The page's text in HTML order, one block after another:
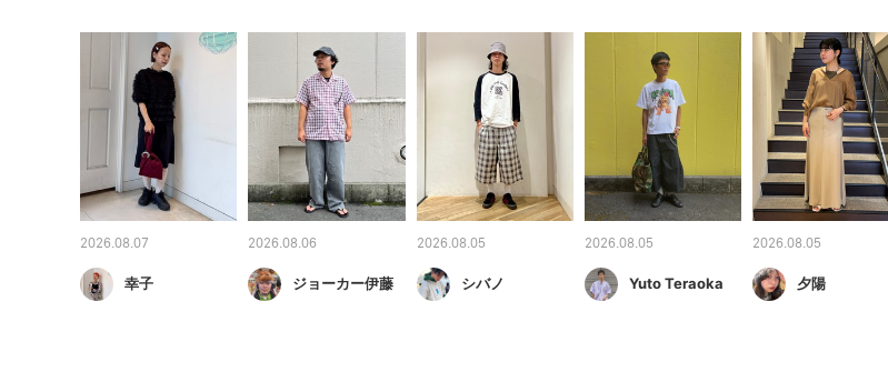
2026.08.07
幸子
2026.08.06
ジョーカー伊藤
2026.08.05
シバノ
2026.08.05
Yuto Teraoka
2026.08.05
夕陽